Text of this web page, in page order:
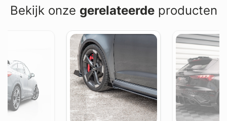
Bekijk onze gerelateerdeproducten